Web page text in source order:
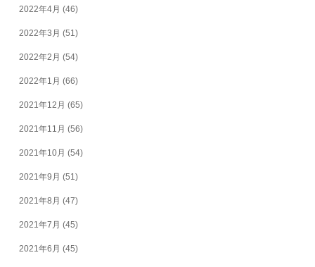
2022年4月 (46)
2022年3月 (51)
2022年2月 (54)
2022年1月 (66)
2021年12月 (65)
2021年11月 (56)
2021年10月 (54)
2021年9月 (51)
2021年8月 (47)
2021年7月 (45)
2021年6月 (45)